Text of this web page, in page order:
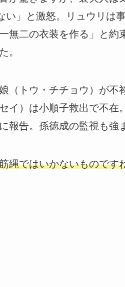
い」と激怒。リュウリは
無二の衣装を作る」と約
。
（トウ・チチョウ）が不
イ）は小順子救出で不在
報告。孫徳成の監視も強
縄ではいかないものです